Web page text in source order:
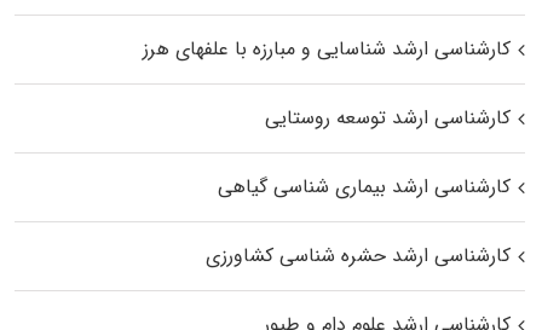
کارشناسی ارشد شناسایی و مبارزه با علفهای هرز
کارشناسی ارشد توسعه روستایی
کارشناسی ارشد بیماری‌ شناسی گیاهی
کارشناسی ارشد حشره‌ شناسی کشاورزی